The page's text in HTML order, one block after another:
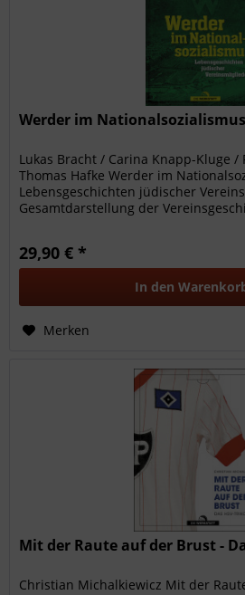
Werder im
Lukas Bracht / Carina Knapp-Kluge /
Thomas Hafke Werder im
Lebensgeschichten jüdischer
Gesamtdarstellung der
29,90 € *
In den
Merken
Mit der Raute auf der Brust -
Christian Michalkiewicz Mit der